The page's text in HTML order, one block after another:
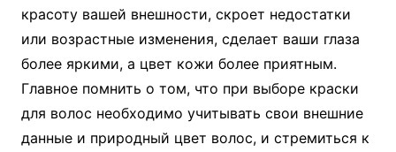
красоту вашей внешности, скроет недостатки
или возрастные изменения, сделает ваши глаза
более яркими, а цвет кожи более приятным.
Главное помнить о том, что при выборе краски
для волос необходимо учитывать свои внешние
данные и природный цвет волос, и стремиться к